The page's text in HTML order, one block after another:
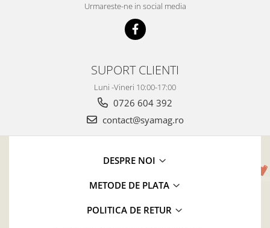
Urmareste-ne in social media
SUPORT CLIENTI
Luni -Vineri 10:00-17:00
0726 604 392
contact@syamag.ro
DESPRE NOI
METODE DE PLATA
POLITICA DE RETUR